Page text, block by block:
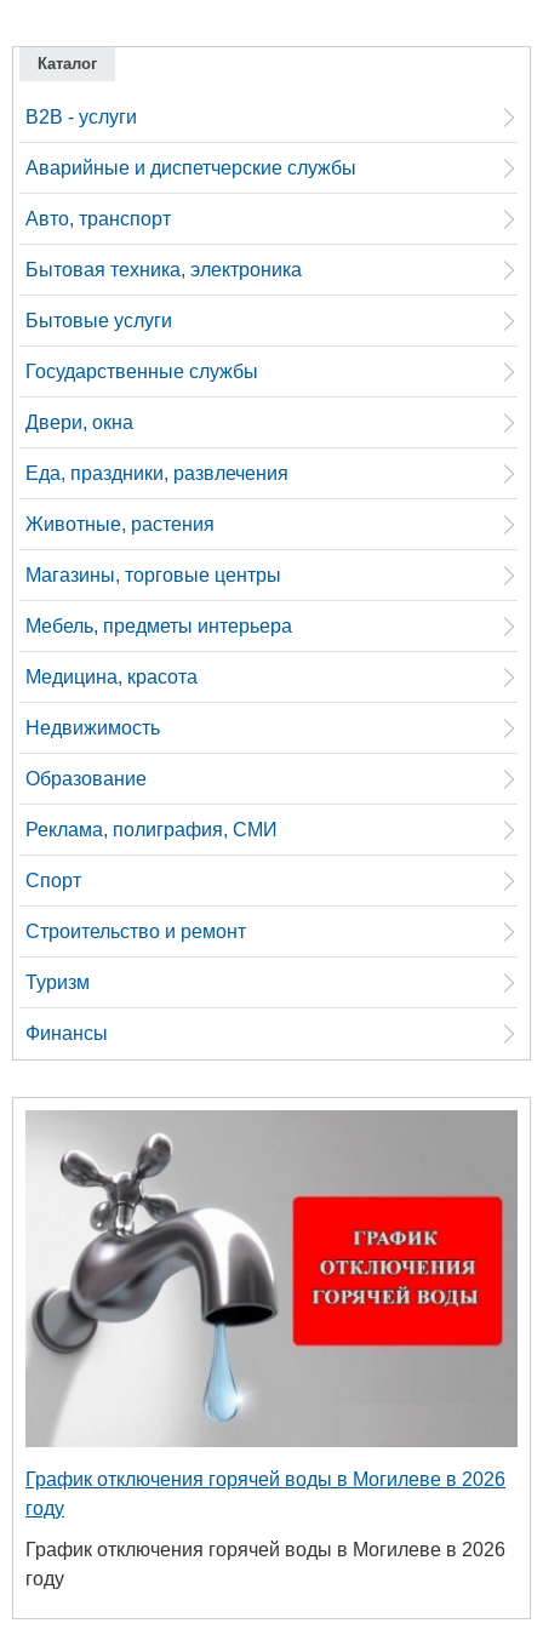
Каталог
B2B - услуги
Аварийные и диспетчерские службы
Авто, транспорт
Бытовая техника, электроника
Бытовые услуги
Государственные службы
Двери, окна
Еда, праздники, развлечения
Животные, растения
Магазины, торговые центры
Мебель, предметы интерьера
Медицина, красота
Недвижимость
Образование
Реклама, полиграфия, СМИ
Спорт
Строительство и ремонт
Туризм
Финансы
График отключения горячей воды в Могилеве в 2026
году
График отключения горячей воды в Могилеве в 2026
году